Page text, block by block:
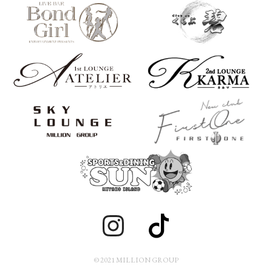
© 2021 MILLION GROUP